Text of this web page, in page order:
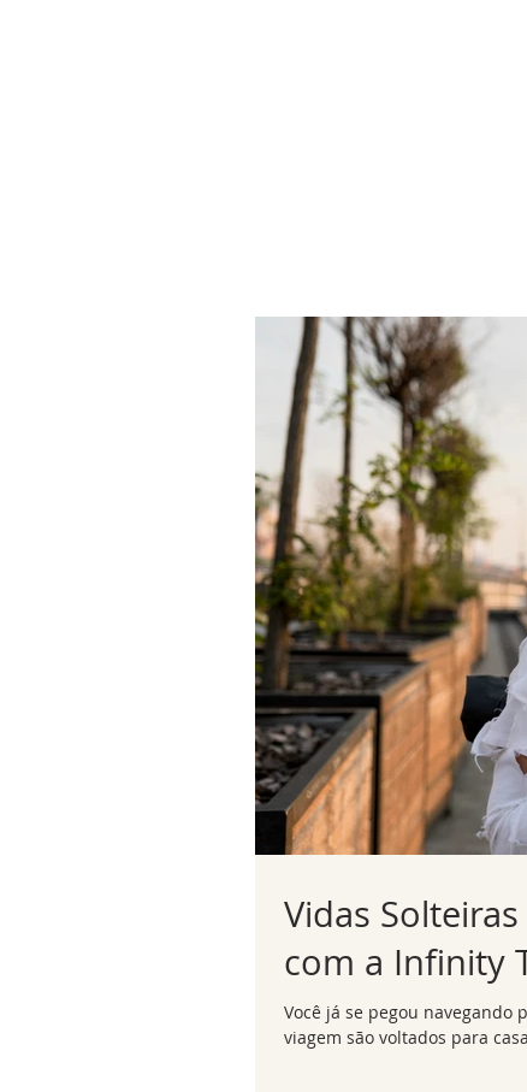
Vidas
com a Infinity
Você já se pegou navegando
viagem são voltados para